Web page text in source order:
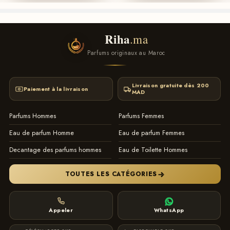
Riha.ma
Parfums originaux au Maroc
Paiement à la livraison
Livraison gratuite dès 200
MAD
Parfums Hommes
Parfums Femmes
Eau de parfum Homme
Eau de parfum Femmes
Decantage des parfums hommes
Eau de Toilette Hommes
TOUTES LES CATÉGORIES
Appeler WhatsApp